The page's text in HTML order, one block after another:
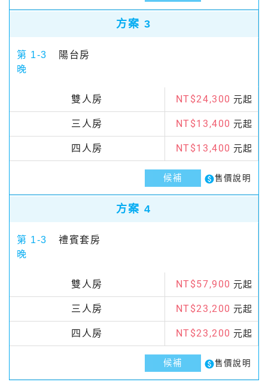
方案 3
第 1-3
晚
陽台房
雙人房 NT$24,300 元起
三人房 NT$13,400 元起
四人房 NT$13,400 元起
候補 paid售價說明
方案 4
第 1-3
晚
禮賓套房
雙人房 NT$57,900 元起
三人房 NT$23,200 元起
四人房 NT$23,200 元起
候補 paid售價說明